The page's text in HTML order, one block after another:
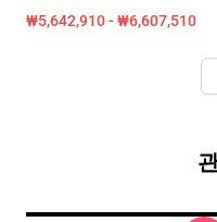
₩5,642,910 - ₩6,607,510